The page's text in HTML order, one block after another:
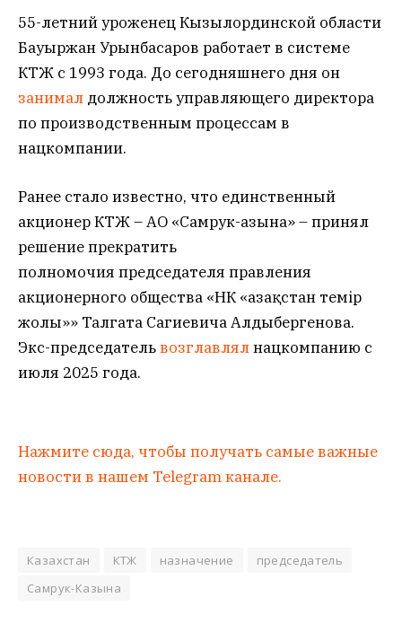
55-летний уроженец Кызылординской области
Бауыржан Урынбасаров работает в системе
КТЖ с 1993 года. До сегодняшнего дня он
занимал должность управляющего директора
по производственным процессам в
нацкомпании.
Ранее стало известно, что единственный
акционер КТЖ – АО «Самрук-Қазына» – принял
решение прекратить
полномочия председателя правления
акционерного общества «НК «Қазақстан темір
жолы»» Талгата Сагиевича Алдыбергенова.
Экс-председательвозглавлялнацкомпанию с
июля 2025 года.
Нажмите сюда, чтобы получать самые важные
новости в нашем Telegram канале.
Казахстан КТЖ назначение
председатель
Самрук-Казына